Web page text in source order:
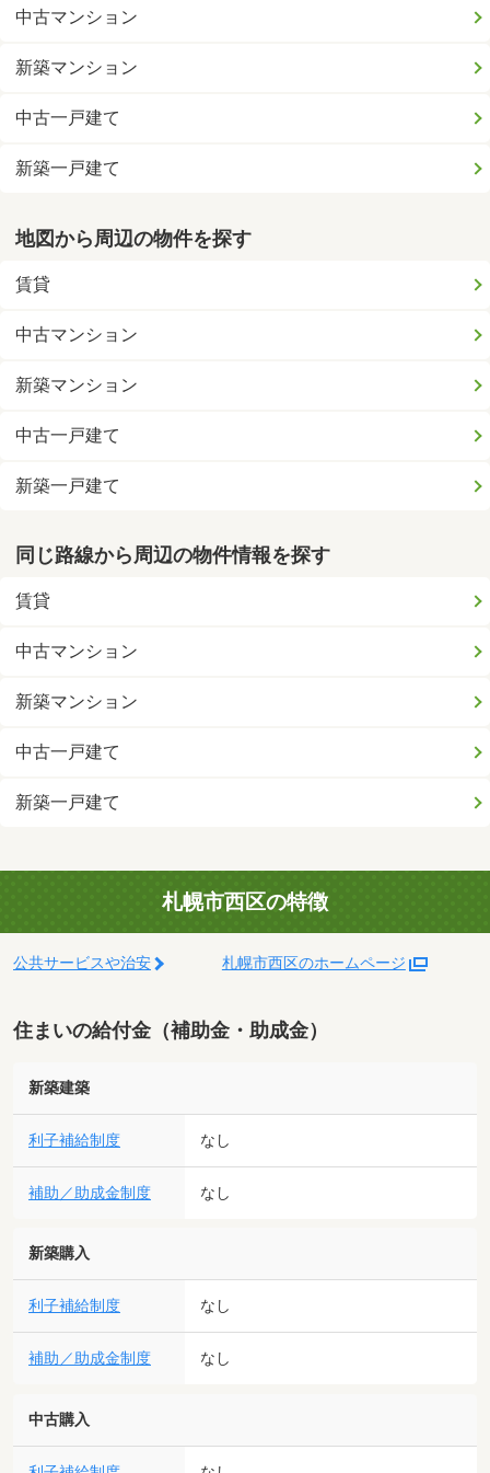
中古マンション
新築マンション
中古一戸建て
新築一戸建て
地図から周辺の物件を探す
賃貸
中古マンション
新築マンション
中古一戸建て
新築一戸建て
同じ路線から周辺の物件情報を探す
賃貸
中古マンション
新築マンション
中古一戸建て
新築一戸建て
札幌市西区の特徴
公共サービスや治安 札幌市西区のホームページ
住まいの給付金（補助金・助成金）
新築建築
利子補給制度 なし
補助／助成金制度 なし
新築購入
利子補給制度 なし
補助／助成金制度 なし
中古購入